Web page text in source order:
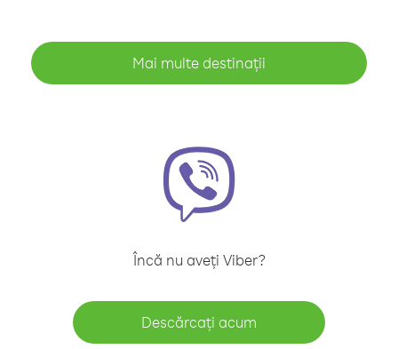
Mai multe destinații
Încă nu aveți Viber?
Descărcați acum